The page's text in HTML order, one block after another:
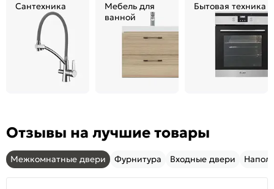
Сантехника
Мебель для
ванной
Бытовая техника
Отзывы на лучшие товары
Межкомнатные двери Фурнитура Входные двери